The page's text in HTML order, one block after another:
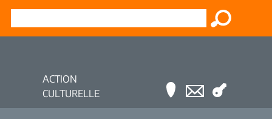
ACTION
CULTURELLE